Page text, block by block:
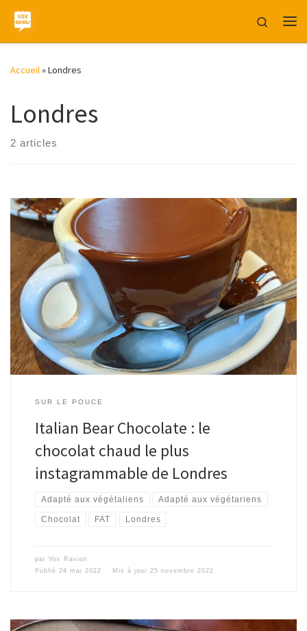
Skip to content
Search
Accueil»Londres
Londres
2 articles
SUR LE POUCE
Italian Bear Chocolate : le
chocolat chaud le plus
instagrammable de Londres
Adapté aux végétaliens Adapté aux végétariens
Chocolat FAT Londres
par Vox Ravioli
Publié 24 mai 2022 Mis à jour 25 novembre 2022